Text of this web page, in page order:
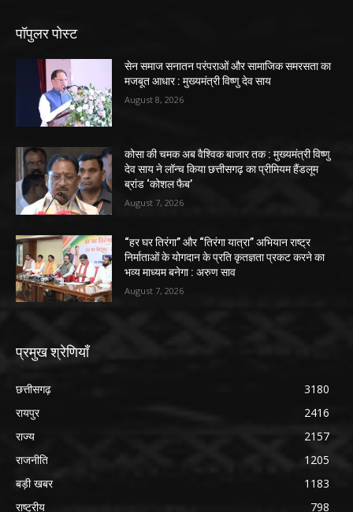
पॉपुलर पोस्ट
सेन समाज सनातन परंपराओं और सामाजिक समरसता का
मजबूत आधार : मुख्यमंत्री विष्णु देव साय
August 8, 2026
कोसा की चमक अब वैश्विक बाजार तक : मुख्यमंत्री विष्णु
देव साय ने लॉन्च किया छत्तीसगढ़ का प्रीमियम हैंडलूम
ब्रांड ‘कोशल फैब’
August 7, 2026
“हर घर तिरंगा” और “तिरंगा यात्रा” अभियान राष्ट्र
निर्माताओं के योगदान के प्रति कृतज्ञता प्रकट करने का
भव्य माध्यम बनेगा : अरुण साव
August 7, 2026
प्रमुख श्रेणियाँ
छत्तीसगढ़
3180
रायपुर
2416
राज्य
2157
राजनीति
1205
बड़ी खबर
1183
राष्ट्रीय
798